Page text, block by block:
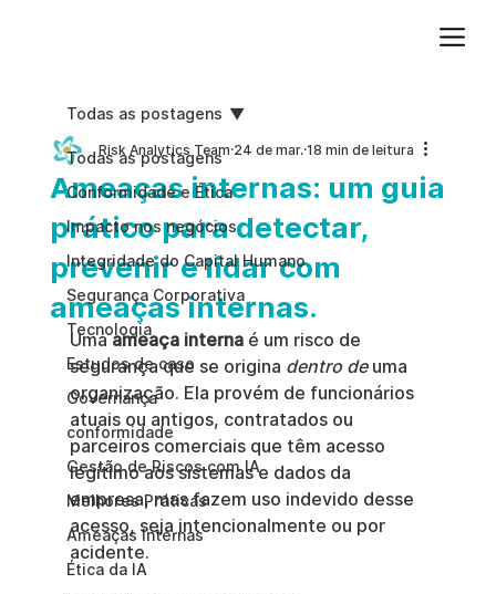
Todas as postagens
Conformidade e Ética
Impacto nos negócios
Integridade do Capital Humano
Segurança Corporativa
Tecnologia
Estudos de caso
Governança
conformidade
Gestão de Riscos com IA
Melhores Práticas
Ameaças Internas
Ética da IA
Todas as postagens
Ameaças internas: um guia
prático para detectar,
prevenir e lidar com
ameaças internas.
Risk Analytics Team 24 de mar. 18 min de leitura
Uma ameaça interna é um risco de
segurança que se origina dentro de uma
organização. Ela provém de funcionários
atuais ou antigos, contratados ou
parceiros comerciais que têm acesso
legítimo aos sistemas e dados da
empresa, mas fazem uso indevido desse
acesso, seja intencionalmente ou por
acidente.